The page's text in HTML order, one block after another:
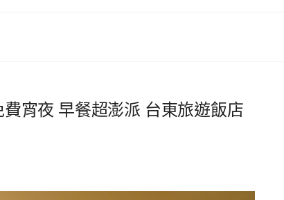
宵夜 早餐超澎派 台東旅遊飯店